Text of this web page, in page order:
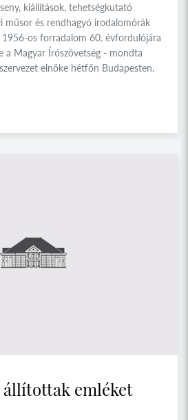
kiállítások, tehetségkutató
műsor és rendhagyó irodalomórák
1956-os forradalom 60. évfordulójára
a Magyar Írószövetség - mondta
elnöke hétfőn Budapesten.
állítottak emléket